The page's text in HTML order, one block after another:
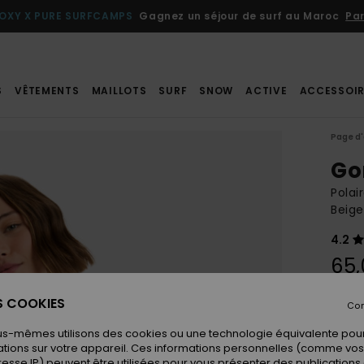
X PURE SURFCAMPS Gagnez un séjour de surf au Maroc
VÊTEMENTS MAILLOTS SURF SNOW ACTIVE
Page
4.2
COOKIES
mêmes utilisons des cookies ou une technologie équivalente
sur votre appareil. Ces informations personnelles (comme